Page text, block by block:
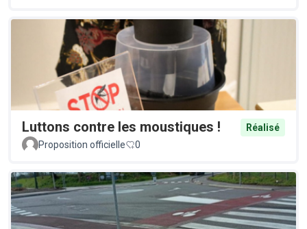
Luttons contre les moustiques !
Réalisé
Proposition officielle
0